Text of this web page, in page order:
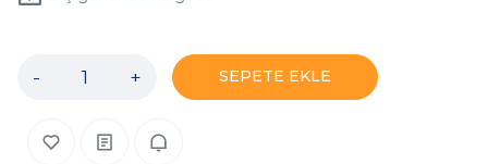
- + SEPETE EKLE